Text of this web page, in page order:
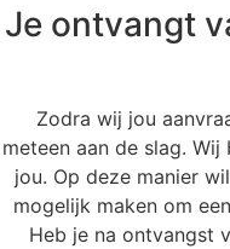
Je ontvangt
Zodra wij jou
meteen aan de slag.
jou. Op deze manier
mogelijk maken om
Heb je na ontvangst